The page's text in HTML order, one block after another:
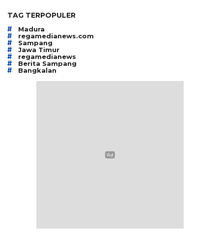
TAG TERPOPULER
# Madura
# regamedianews.com
# Sampang
# Jawa Timur
# regamedianews
# Berita Sampang
# Bangkalan